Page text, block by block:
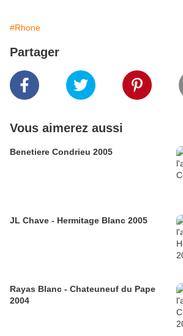
#Rhone
Partager
Vous aimerez aussi
Benetiere Condrieu 2005
JL Chave - Hermitage Blanc 2005
Rayas Blanc - Chateuneuf du Pape
2004